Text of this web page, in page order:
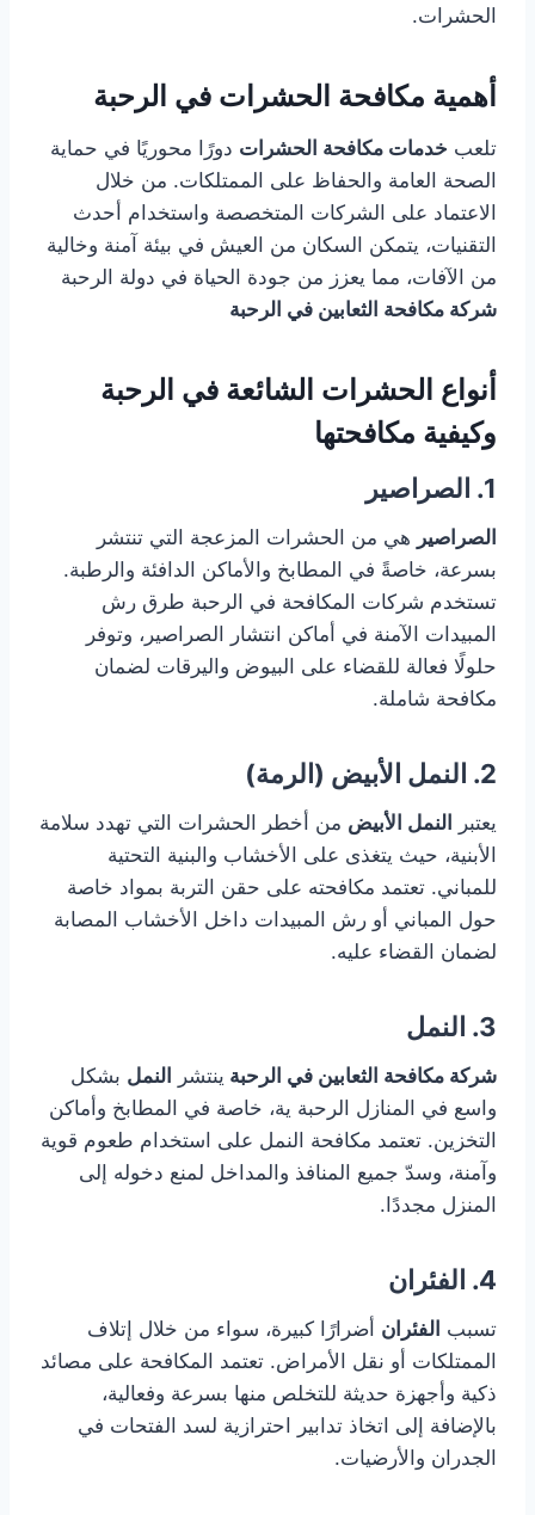
الحشرات.
أهمية مكافحة الحشرات في الرحبة
تلعب خدمات مكافحة الحشرات دورًا محوريًا في حماية
الصحة العامة والحفاظ على الممتلكات. من خلال
الاعتماد على الشركات المتخصصة واستخدام أحدث
التقنيات، يتمكن السكان من العيش في بيئة آمنة وخالية
من الآفات، مما يعزز من جودة الحياة في دولة الرحبة
شركة مكافحة الثعابين في الرحبة
أنواع الحشرات الشائعة في الرحبة
وكيفية مكافحتها
1. الصراصير
الصراصير هي من الحشرات المزعجة التي تنتشر
بسرعة، خاصةً في المطابخ والأماكن الدافئة والرطبة.
تستخدم شركات المكافحة في الرحبة طرق رش
المبيدات الآمنة في أماكن انتشار الصراصير، وتوفر
حلولًا فعالة للقضاء على البيوض واليرقات لضمان
مكافحة شاملة.
2. النمل الأبيض (الرمة)
يعتبر النمل الأبيض من أخطر الحشرات التي تهدد سلامة
الأبنية، حيث يتغذى على الأخشاب والبنية التحتية
للمباني. تعتمد مكافحته على حقن التربة بمواد خاصة
حول المباني أو رش المبيدات داخل الأخشاب المصابة
لضمان القضاء عليه.
3. النمل
شركة مكافحة الثعابين في الرحبة ينتشر النمل بشكل
واسع في المنازل الرحبة ية، خاصة في المطابخ وأماكن
التخزين. تعتمد مكافحة النمل على استخدام طعوم قوية
وآمنة، وسدّ جميع المنافذ والمداخل لمنع دخوله إلى
المنزل مجددًا.
4. الفئران
تسبب الفئران أضرارًا كبيرة، سواء من خلال إتلاف
الممتلكات أو نقل الأمراض. تعتمد المكافحة على مصائد
ذكية وأجهزة حديثة للتخلص منها بسرعة وفعالية،
بالإضافة إلى اتخاذ تدابير احترازية لسد الفتحات في
الجدران والأرضيات.